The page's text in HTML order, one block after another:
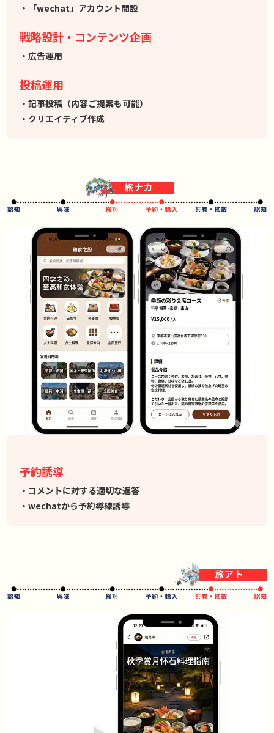
「wechat」アカウント開設
戦略設計・コンテンツ企画
広告運用
投稿運用
記事投稿（内容ご提案も可能）
クリエイティブ作成
予約誘導
コメントに対する適切な返答
wechatから予約導線誘導